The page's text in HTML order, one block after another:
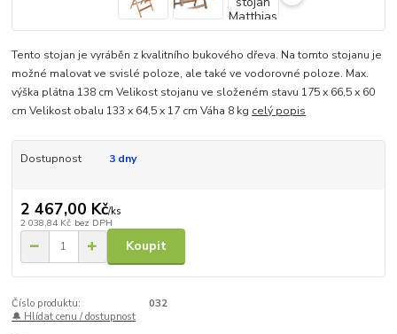
Tento stojan je vyráběn z kvalitního bukového dřeva. Na tomto stojanu je
možné malovat ve svislé poloze, ale také ve vodorovné poloze. Max.
výška plátna 138 cm Velikost stojanu ve složeném stavu 175 x 66,5 x 60
cm Velikost obalu 133 x 64,5 x 17 cm Váha 8 kg celý popis
Dostupnost 3 dny
2 467,00 Kč/ks
2 038,84 Kč bez DPH
Koupit
Číslo produktu:
032
🔔 Hlídat cenu / dostupnost